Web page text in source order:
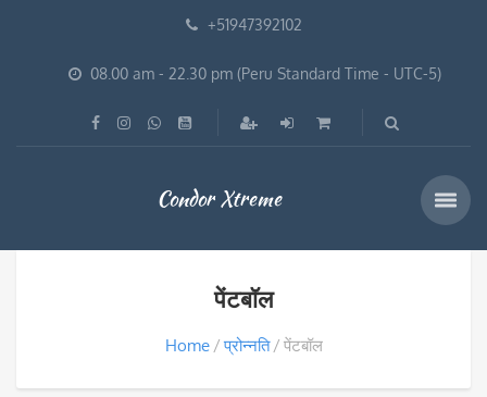
+51947392102
08.00 am - 22.30 pm (Peru Standard Time - UTC-5)
Condor Xtreme
पेंटबॉल
Home प्रोन्नति पेंटबॉल